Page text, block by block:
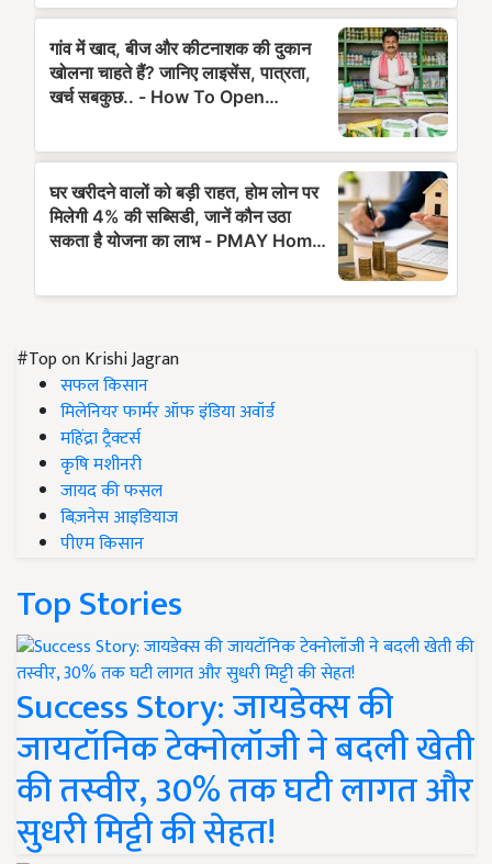
#Top on Krishi Jagran
सफल किसान
मिलेनियर फार्मर ऑफ इंडिया अवॉर्ड
महिंद्रा ट्रैक्टर्स
कृषि मशीनरी
जायद की फसल
बिज़नेस आइडियाज
पीएम किसान
Top Stories
Success Story: जायडेक्स की
जायटॉनिक टेक्नोलॉजी ने बदली खेती
की तस्वीर, 30% तक घटी लागत और
सुधरी मिट्टी की सेहत!